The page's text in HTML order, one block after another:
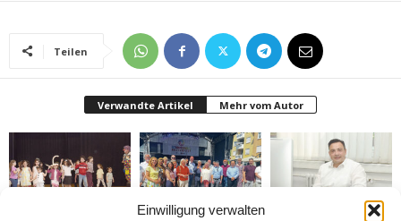
Einwilligung verwalten
Teilen
Verwandte Artikel Mehr vom Autor